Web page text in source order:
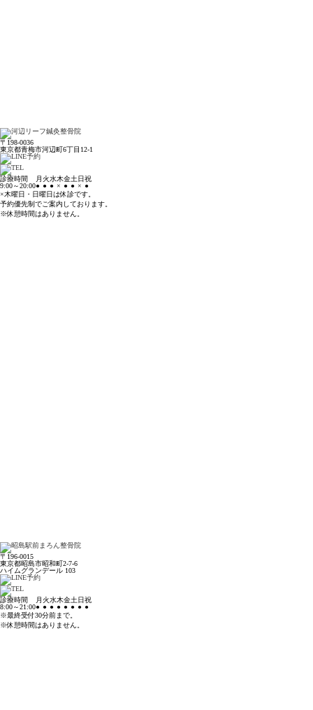
〒198-0036
東京都青梅市河辺町6丁目12-1
診療時間 月 火水木金土日祝
9:00～20:00● ● ● × ● ● × ●
×木曜日・日曜日は休診です。
予約優先制でご案内しております。
※休憩時間はありません。
〒196-0015
東京都昭島市昭和町2-7-6
ハイムグランデール 103
診療時間 月 火水木金土日祝
8:00～21:00● ● ● ● ● ● ● ●
※最終受付30分前まで。
※休憩時間はありません。